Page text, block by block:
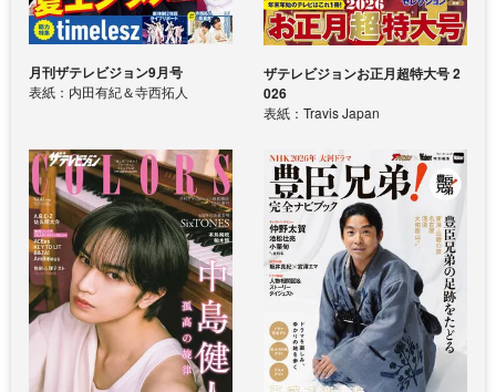
月刊ザテレビジョン9月号
表紙：内田有紀＆寺西拓人
ザテレビジョンお正月超特大号 2
026
表紙：Travis Japan